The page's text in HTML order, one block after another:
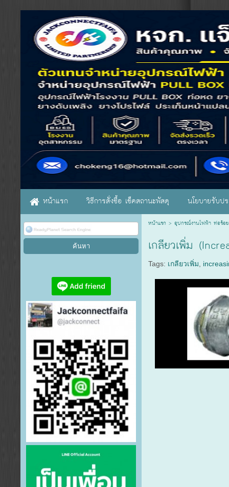
หน้าแรก วิธีการสั่งซื้อ เช็คสถานะพัสดุ นโยบายรับป
หน้าแรก > อุปกรณ์งานไฟฟ้า ท่อร้อ
เกลียวเพิ่ม
Tags: เกลียวเพิ่ม